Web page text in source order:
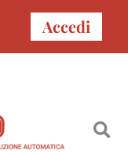
Accedi